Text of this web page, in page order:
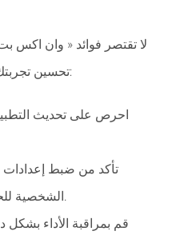
لا تقتصر فوائد « وان اكس
تحسين تجربتك من خلال اتباع النصائح التالية:
احرص على تحديث
تأكد من ضبط إعدادات
الشخصية للحصول على أفضل تجربة.
قم بمراقبة الأداء